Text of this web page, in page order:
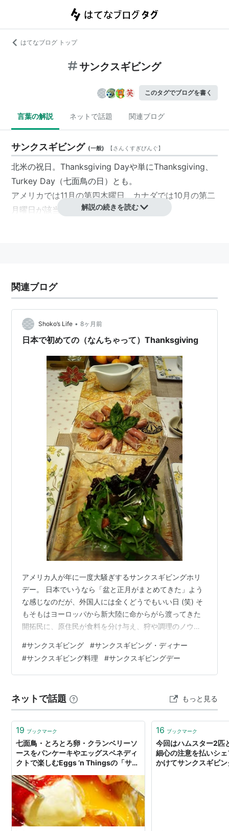
はてなブログ トップ
サンクスギビング
このタグでブログを書く
言葉の解説 ネットで話題 関連ブログ
サンクスギビング (一般) 【さんくすぎびんぐ】
北米の祝日。Thanksgiving Dayや単にThanksgiving、
Turkey Day（七面鳥の日）とも。
アメリカでは11月の第四木曜日、カナダでは10月の第二
月曜日が該当する。
（ベイクドポテトまたはマッシュポテト）、食後にパイ
を食べる。
スヌーピーの感謝祭 特別版
[DVD]
出版社/メーカー:ワーナー・ホーム・
ビデオ
発売日:2008/10/22
メディア:DVD
クリック: 3回
この商品を含むブログ (2件) を見る
LEGO 40056 Thanksgiving
Feast サンクスギビング・フェス
ト
出版社/メーカー:レゴ (LEGO)
メディア: おもちゃ＆ホビー
この商品を含むブログを見る
解説の続きを読む
関連ブログ
Shoko’s Life • 8ヶ月前
日本で初めての（なんちゃって）Thanksgiving
アメリカ人が年に一度大騒ぎするサンクスギビングホリ
デー。 日本でいうなら「盆と正月がまとめてきた」よう
な感じなのだが、外国人には全くどうでもいい日 (笑) そ
もそもはヨーロッパから新大陸に命からがら渡ってきた
開拓民に、原住民が食料を分け与え、狩や調理のノウハ
その原住民（ネイティブ・アメリカン）はその後白人た
ちに虐殺され、一部の部落に追いやられてしまうという
悲しい結末なのだが。 それを考えると、とても「サンク
11月の最終木曜日ときまっていて、この日は家族・親類
縁者みなそろってメインの七面鳥料理を…
#サンクスギビング #サンクスギビング・ディナー
#サンクスギビング料理 #サンクスギビングデー
ネットで話題 もっと見る
19 ブックマーク
七面鳥・とろとろ卵・クランベリーソ
ースをパンケーキやエッグスベネディ
クトで楽しむEggs ’n Thingsの「サン
16 ブックマーク
今回はハムスター2匹
細心の注意を払いシ
かけてサンクスギビ